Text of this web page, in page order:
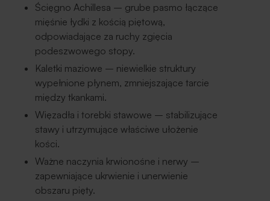
Ścięgno Achillesa – grube pasmo łączące
mięśnie łydki z kością piętową,
odpowiadające za ruchy zgięcia
podeszwowego stopy.
Kaletki maziowe – niewielkie struktury
wypełnione płynem, zmniejszające tarcie
między tkankami.
Więzadła i torebki stawowe – stabilizujące
stawy i utrzymujące właściwe ułożenie
kości.
Ważne naczynia krwionośne i nerwy –
zapewniające ukrwienie i unerwienie
obszaru pięty.